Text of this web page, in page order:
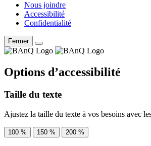
Nous joindre
Accessibilité
Confidentialité
Fermer
Options d’accessibilité
Taille du texte
Ajustez la taille du texte à vos besoins avec
100 % 150 % 200 %